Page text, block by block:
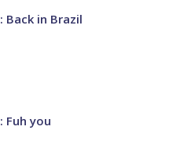
Back in Brazil
Fuh you